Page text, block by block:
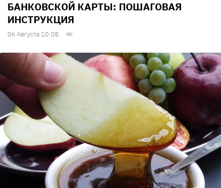
БАНКОВСКОЙ КАРТЫ: ПОШАГОВАЯ
ИНСТРУКЦИЯ
06 Августа 10:08